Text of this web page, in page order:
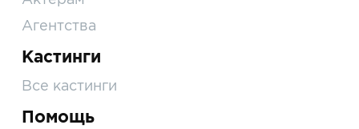
Агентства
Кастинги
Все кастинги
Помощь